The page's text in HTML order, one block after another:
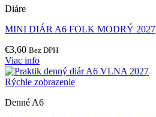
Diáre
MINI DIÁR A6 FOLK MODRÝ 2027
€3,60 Bez DPH
Viac info
Rýchle zobrazenie
Denné A6